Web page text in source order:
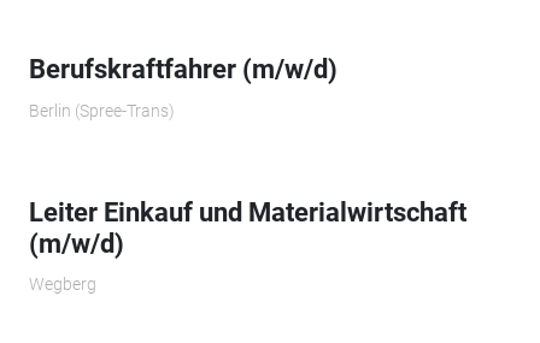
Berufskraftfahrer (m/w/d)
Berlin (Spree-Trans)
Leiter Einkauf und Materialwirtschaft
(m/w/d)
Wegberg